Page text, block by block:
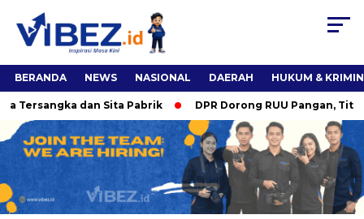
BERANDA NEWS NASIONAL DAERAH HUKUM &
dan Sita Pabrik DPR Dorong RUU Pangan, Titiek